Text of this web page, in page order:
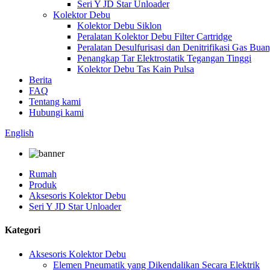
Seri Y JD Star Unloader
Kolektor Debu
Kolektor Debu Siklon
Peralatan Kolektor Debu Filter Cartridge
Peralatan Desulfurisasi dan Denitrifikasi Gas
Penangkap Tar Elektrostatik Tegangan Tinggi
Kolektor Debu Tas Kain Pulsa
Berita
FAQ
Tentang kami
Hubungi kami
English
Rumah
Produk
Aksesoris Kolektor Debu
Seri Y JD Star Unloader
Kategori
Aksesoris Kolektor Debu
Elemen Pneumatik yang Dikendalikan Secara Elektrik